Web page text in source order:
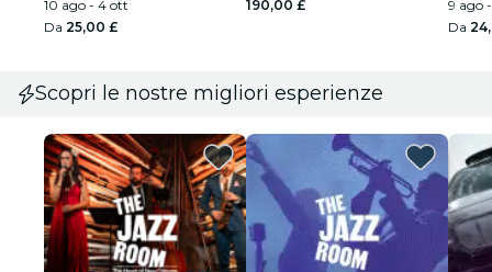
10 ago - 4 ott
Da 25,00 £
190,00 £
9 ago
Da
Scopri le nostre migliori esperienze